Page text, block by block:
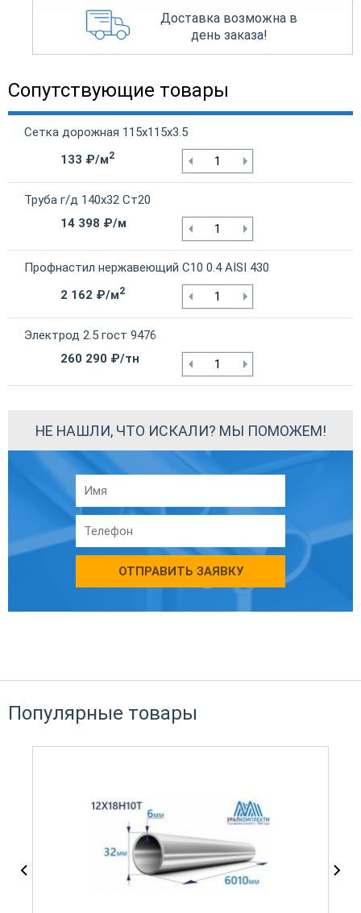
Доставка возможна в
день заказа!
Сопутствующие товары
Сетка дорожная 115х115х3.5
133 ₽/м2
Труба г/д 140х32 Ст20
14 398 ₽/м
Профнастил нержавеющий С10 0.4 AISI 430
2 162 ₽/м2
Электрод 2.5 гост 9476
260 290 ₽/тн
НЕ НАШЛИ, ЧТО ИСКАЛИ? МЫ ПОМОЖЕМ!
ОТПРАВИТЬ ЗАЯВКУ
Популярные товары